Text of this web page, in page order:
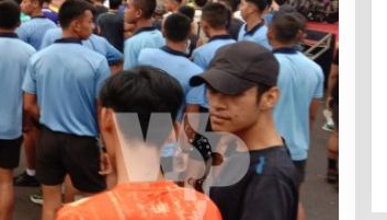
Penguatan Pendidikan Agama dan
Karakter Sekolah Nur Al Rahman
Bikin Sekolah di Malaysia Tertarik
Mempelajarinya